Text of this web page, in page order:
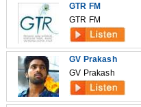
GTR FM
GTR FM
GV Prakash
GV Prakash